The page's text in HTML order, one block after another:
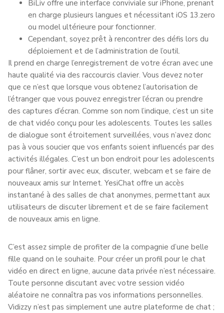
BiLiv offre une interface conviviale sur iPhone, prenant
en charge plusieurs langues et nécessitant iOS 13.zero
ou model ultérieure pour fonctionner.
Cependant, soyez prêt à rencontrer des défis lors du
déploiement et de l’administration de l’outil.
Il prend en charge l’enregistrement de votre écran avec une
haute qualité via des raccourcis clavier. Vous devez noter
que ce n’est que lorsque vous obtenez l’autorisation de
l’étranger que vous pouvez enregistrer l’écran ou prendre
des captures d’écran. Comme son nom l’indique, c’est un site
de chat vidéo conçu pour les adolescents. Toutes les salles
de dialogue sont étroitement surveillées, vous n’avez donc
pas à vous soucier que vos enfants soient influencés par des
activités illégales. C’est un bon endroit pour les adolescents
pour flâner, sortir avec eux, discuter, webcam et se faire de
nouveaux amis sur Internet. YesiChat offre un accès
instantané à des salles de chat anonymes, permettant aux
utilisateurs de discuter librement et de se faire facilement
de nouveaux amis en ligne.
C’est assez simple de profiter de la compagnie d’une belle
fille quand on le souhaite. Pour créer un profil pour le chat
vidéo en direct en ligne, aucune data privée n’est nécessaire.
Toute personne discutant avec votre session vidéo
aléatoire ne connaîtra pas vos informations personnelles.
Vidizzy n’est pas simplement une autre plateforme de chat ;